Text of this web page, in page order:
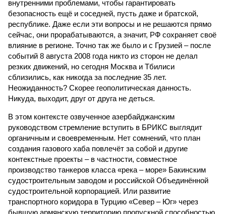
внутренними проблемами, чтобы гарантировать
безопасность ещё и соседней, пусть даже и братской,
республике. Даже если эти вопросы и не решаются прямо
сейчас, они прорабатываются, а значит, РФ сохраняет своё
влияние в регионе. Точно так же было и с Грузией – после
событий 8 августа 2008 года никто из сторон не делал
резких движений, но сегодня Москва и Тбилиси
сблизились, как никогда за последние 35 лет.
Неожиданность? Скорее геополитическая данность.
Никуда, выходит, друг от друга не деться.
В этом контексте озвученное азербайджанским
руководством стремление вступить в БРИКС выглядит
органичным и своевременным. Нет сомнений, что план
создания газового хаба повлечёт за собой и другие
контекстные проекты – в частности, совместное
производство танкеров класса «река – море» Бакинским
судостроительным заводом и российской Объединённой
судостроительной корпорацией. Или развитие
транспортного коридора в Турцию «Север – Юг» через
бывшую армянскую территорию пропускной способностью